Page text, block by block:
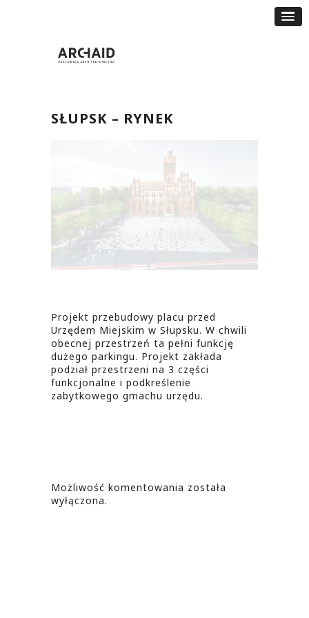
SŁUPSK – RYNEK
Projekt przebudowy placu przed
Urzędem Miejskim w Słupsku. W chwili
obecnej przestrzeń ta pełni funkcję
dużego parkingu. Projekt zakłada
podział przestrzeni na 3 części
funkcjonalne i podkreślenie
zabytkowego gmachu urzędu.
Możliwość komentowania została
wyłączona.